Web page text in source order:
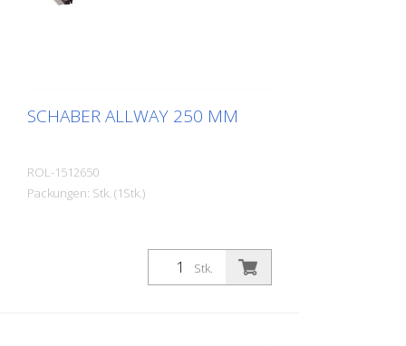
SCHABER ALLWAY 250 MM
ROL-1512650
Packungen: Stk. (1Stk.)
Stk.